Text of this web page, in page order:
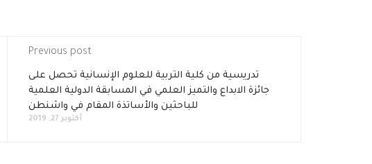
Previous post
تدريسية من كلية التربية للعلوم الإنسانية تحصل على
جائزة الابداع والتميز العلمي في المسابقة الدولية العلمية
للباحثين والأساتذة المقام في واشنطن
أكتوبر 27, 2019